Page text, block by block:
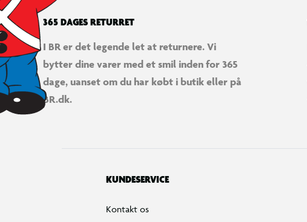
365 DAGES RETURRET
I BR er det legende let at returnere. Vi
bytter dine varer med et smil inden for 365
dage, uanset om du har købt i butik eller på
BR.dk.
KUNDESERVICE
Kontakt os